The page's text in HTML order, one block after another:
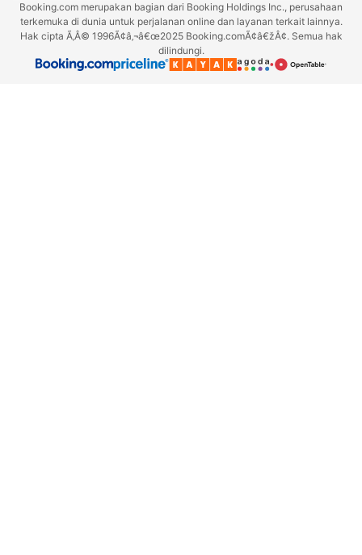
Booking.com merupakan bagian dari Booking Holdings Inc., perusahaan
terkemuka di dunia untuk perjalanan online dan layanan terkait lainnya.
Hak cipta Ã‚Â© 1996Ã¢â‚¬â€œ2025 Booking.comÃ¢â€žÂ¢. Semua hak
dilindungi.